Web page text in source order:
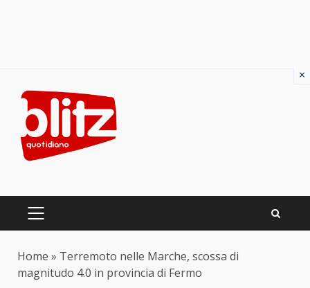
content
PRIMARY
Home » Terremoto nelle Marche, scossa di
magnitudo 4.0 in provincia di Fermo
×